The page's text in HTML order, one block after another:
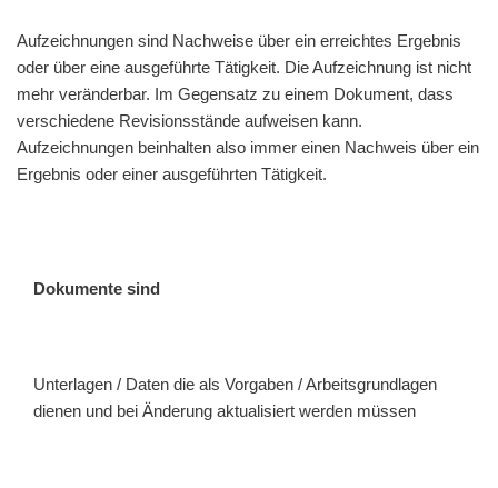
Aufzeichnungen sind Nachweise über ein erreichtes Ergebnis
oder über eine ausgeführte Tätigkeit. Die Aufzeichnung ist nicht
mehr veränderbar. Im Gegensatz zu einem Dokument, dass
verschiedene Revisionsstände aufweisen kann.
Aufzeichnungen beinhalten also immer einen Nachweis über ein
Ergebnis oder einer ausgeführten Tätigkeit.
Dokumente sind
Unterlagen / Daten die als Vorgaben / Arbeitsgrundlagen
dienen und bei Änderung aktualisiert werden müssen